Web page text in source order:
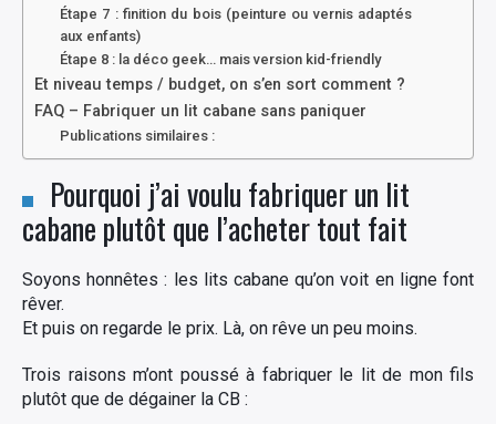
Étape 7 : finition du bois (peinture ou vernis adaptés
aux enfants)
Étape 8 : la déco geek… mais version kid-friendly
Et niveau temps / budget, on s’en sort comment ?
FAQ – Fabriquer un lit cabane sans paniquer
Publications similaires :
Pourquoi j’ai voulu fabriquer un lit
cabane plutôt que l’acheter tout fait
Soyons honnêtes : les lits cabane qu’on voit en ligne font
rêver.
Et puis on regarde le prix. Là, on rêve un peu moins.
Trois raisons m’ont poussé à fabriquer le lit de mon fils
plutôt que de dégainer la CB :